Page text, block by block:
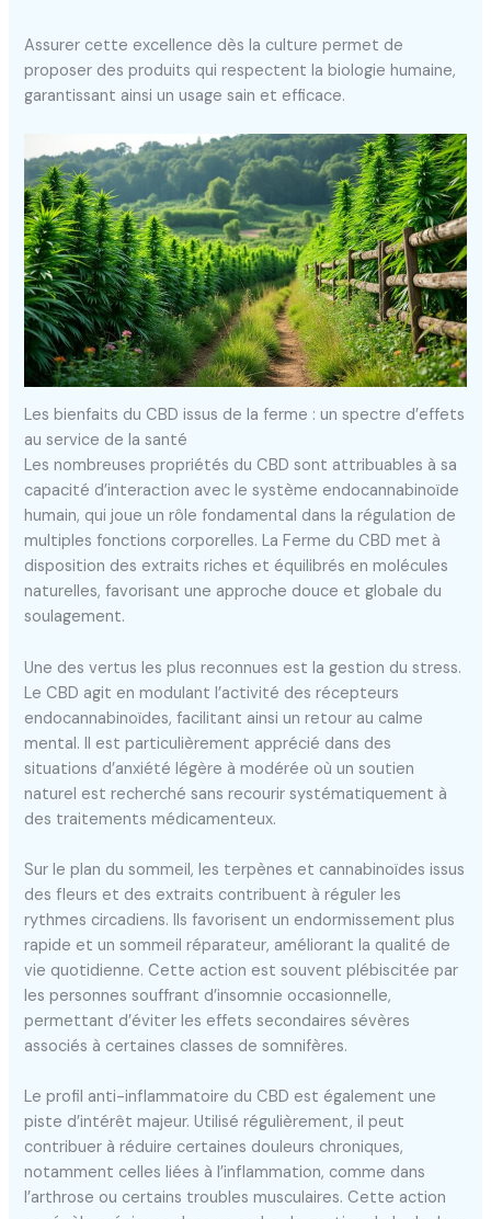
Assurer cette excellence dès la culture permet de
proposer des produits qui respectent la biologie humaine,
garantissant ainsi un usage sain et efficace.
Les bienfaits du CBD issus de la ferme : un spectre d’effets
au service de la santé
Les nombreuses propriétés du CBD sont attribuables à sa
capacité d’interaction avec le système endocannabinoïde
humain, qui joue un rôle fondamental dans la régulation de
multiples fonctions corporelles. La Ferme du CBD met à
disposition des extraits riches et équilibrés en molécules
naturelles, favorisant une approche douce et globale du
soulagement.
Une des vertus les plus reconnues est la gestion du stress.
Le CBD agit en modulant l’activité des récepteurs
endocannabinoïdes, facilitant ainsi un retour au calme
mental. Il est particulièrement apprécié dans des
situations d’anxiété légère à modérée où un soutien
naturel est recherché sans recourir systématiquement à
des traitements médicamenteux.
Sur le plan du sommeil, les terpènes et cannabinoïdes issus
des fleurs et des extraits contribuent à réguler les
rythmes circadiens. Ils favorisent un endormissement plus
rapide et un sommeil réparateur, améliorant la qualité de
vie quotidienne. Cette action est souvent plébiscitée par
les personnes souffrant d’insomnie occasionnelle,
permettant d’éviter les effets secondaires sévères
associés à certaines classes de somnifères.
Le profil anti-inflammatoire du CBD est également une
piste d’intérêt majeur. Utilisé régulièrement, il peut
contribuer à réduire certaines douleurs chroniques,
notamment celles liées à l’inflammation, comme dans
l’arthrose ou certains troubles musculaires. Cette action